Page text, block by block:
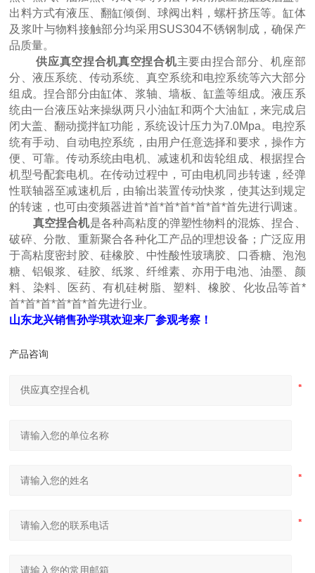
出料方式有液压、翻缸倾倒、球阀出料，螺杆挤压等。缸体
及浆叶与物料接触部分均采用SUS304不锈钢制成，确保产
品质量。
供应真空捏合机真空捏合机主要由捏合部分、机座部
分、液压系统、传动系统、真空系统和电控系统等六大部分
组成。捏合部分由缸体、浆轴、墙板、缸盖等组成。液压系
统由一台液压站来操纵两只小油缸和两个大油缸，来完成启
闭大盖、翻动搅拌缸功能，系统设计压力为7.0Mpa。电控系
统有手动、自动电控系统，由用户任意选择和要求，操作方
便、可靠。传动系统由电机、减速机和齿轮组成、根据捏合
机型号配套电机。在传动过程中，可由电机同步转速，经弹
性联轴器至减速机后，由输出装置传动快浆，使其达到规定
的转速，也可由变频器进首*首*首*首*首*首*首先进行调速。
真空捏合机是各种高粘度的弹塑性物料的混炼、捏合、
破碎、分散、重新聚合各种化工产品的理想设备；广泛应用
于高粘度密封胶、硅橡胶、中性酸性玻璃胶、口香糖、泡泡
糖、铝银浆、硅胶、纸浆、纤维素、亦用于电池、油墨、颜
料、染料、医药、有机硅树脂、塑料、橡胶、化妆品等首*
首*首*首*首*首*首先进行业。
山东龙兴销售孙学琪欢迎来厂参观考察！
产品咨询